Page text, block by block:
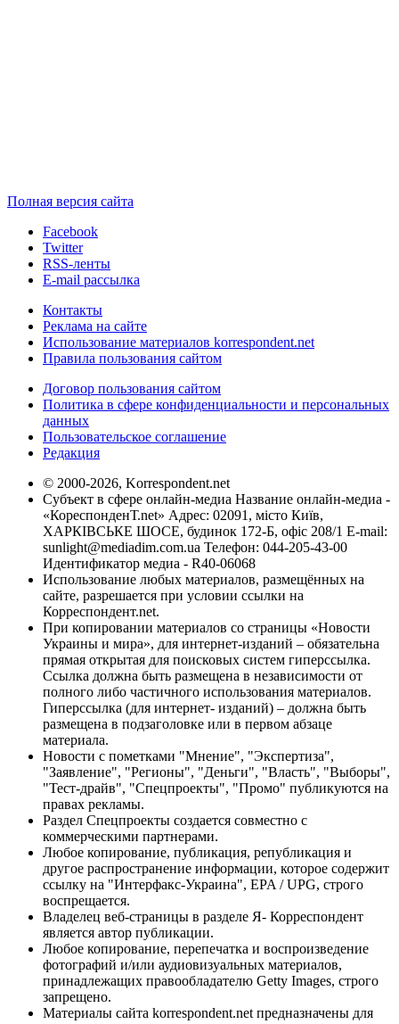
Полная версия сайта
Facebook
Twitter
RSS-ленты
E-mail рассылка
Контакты
Реклама на сайте
Использование материалов korrespondent.net
Правила пользования сайтом
Договор пользования сайтом
Политика в сфере конфиденциальности и персональных
данных
Пользовательское соглашение
Редакция
© 2000-2026, Korrespondent.net
Субъект в сфере онлайн-медиа Название онлайн-медиа -
«КореспонденТ.net» Адрес: 02091, місто Київ,
ХАРКІВСЬКЕ ШОСЕ, будинок 172-Б, офіс 208/1 E-mail:
sunlight@mediadim.com.ua Телефон: 044-205-43-00
Идентификатор медиа - R40-06068
Использование любых материалов, размещённых на
сайте, разрешается при условии ссылки на
Корреспондент.net.
При копировании материалов со страницы «Новости
Украины и мира», для интернет-изданий – обязательна
прямая открытая для поисковых систем гиперссылка.
Ссылка должна быть размещена в независимости от
полного либо частичного использования материалов.
Гиперссылка (для интернет- изданий) – должна быть
размещена в подзаголовке или в первом абзаце
материала.
Новости с пометками "Мнение", "Экспертиза",
"Заявление", "Регионы", "Деньги", "Власть", "Выборы",
"Тест-драйв", "Спецпроекты", "Промо" публикуются на
правах рекламы.
Раздел Спецпроекты создается совместно с
коммерческими партнерами.
Любое копирование, публикация, републикация и
другое распространение информации, которое содержит
ссылку на "Интерфакс-Украина", EPA / UPG, строго
воспрещается.
Владелец веб-страницы в разделе Я- Корреспондент
является автор публикации.
Любое копирование, перепечатка и воспроизведение
фотографий и/или аудиовизуальных материалов,
принадлежащих правообладателю Getty Images, строго
запрещено.
Материалы сайта korrespondent.net предназначены для